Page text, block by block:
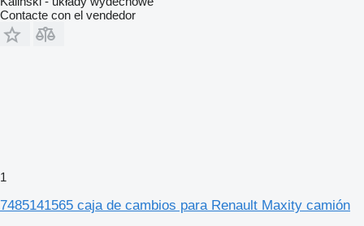
Contacte con el vendedor
1
7485141565 caja de cambios para Renault Maxity camión